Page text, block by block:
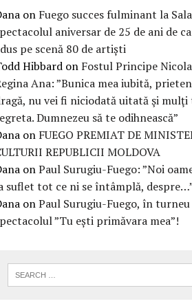
on Fuego succes fulminant la
aniversar de 25 de ani de
pe scenă 80 de artiști
Hibbard on Fostul Principe
Ana: ”Bunica mea iubită,
nu vei fi niciodată uitată şi mulţi
Dumnezeu să te odihnească”
on FUEGO PREMIAT DE
REPUBLICII MOLDOVA
onPaul Surugiu-Fuego: ”Noi
suflet tot ce ni se întâmplă,
onPaul Surugiu-Fuego, în turneu
”Tu ești primăvara mea”!